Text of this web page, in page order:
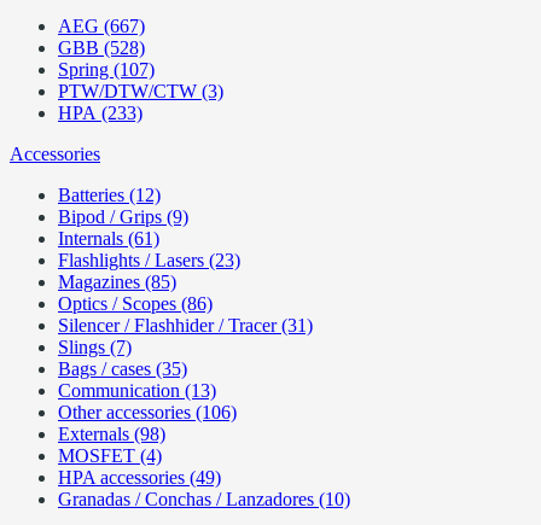
AEG (667)
GBB (528)
Spring (107)
PTW/DTW/CTW (3)
HPA (233)
Accessories
Batteries (12)
Bipod / Grips (9)
Internals (61)
Flashlights / Lasers (23)
Magazines (85)
Optics / Scopes (86)
Silencer / Flashhider / Tracer (31)
Slings (7)
Bags / cases (35)
Communication (13)
Other accessories (106)
Externals (98)
MOSFET (4)
HPA accessories (49)
Granadas / Conchas / Lanzadores (10)